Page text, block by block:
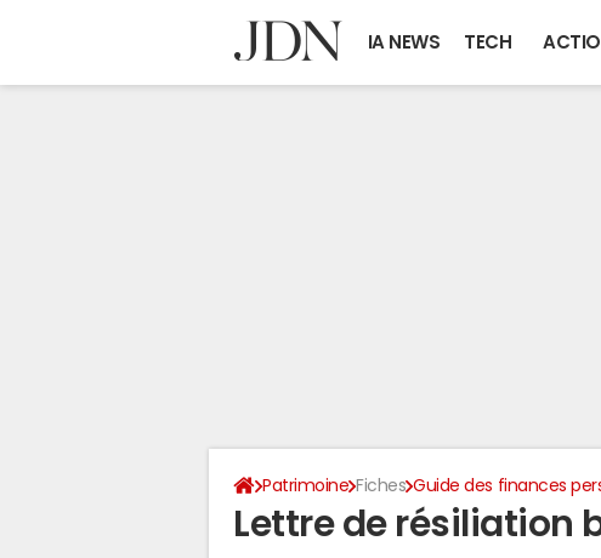
IA NEWS TECH
Patrimoine Fiches Guide des finances
Lettre de résiliation